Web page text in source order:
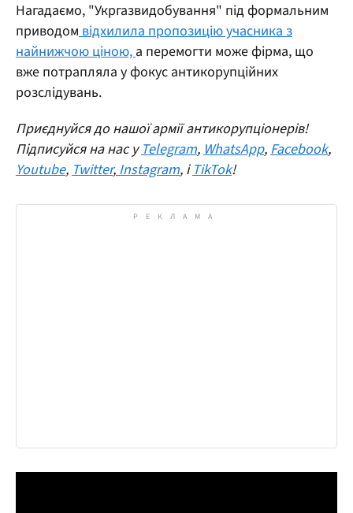
Нагадаємо, "Укргазвидобування" під формальним
приводомвідхилила пропозицію учасника з
найнижчою ціною,а перемогти може фірма, що
вже потрапляла у фокус антикорупційних
розслідувань.
Приєднуйся до нашої армії антикорупціонерів!
Підписуйся на нас уTelegram,WhatsApp,Facebook,
Youtube,Twitter,Instagram, іTikTok!